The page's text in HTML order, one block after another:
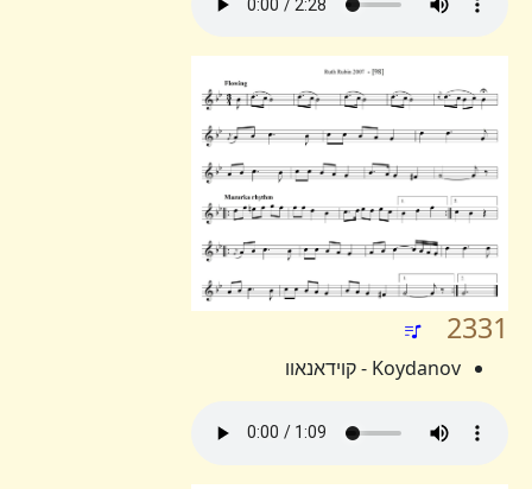
2331
Koydanov - קוידאנאוו